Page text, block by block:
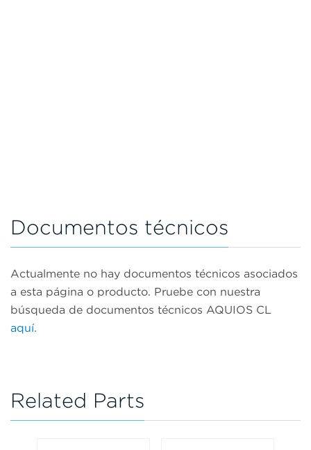
Documentos técnicos
Actualmente no hay documentos técnicos asociados
a esta página o producto. Pruebe con nuestra
búsqueda de documentos técnicos AQUIOS CL
aquí.
Related Parts